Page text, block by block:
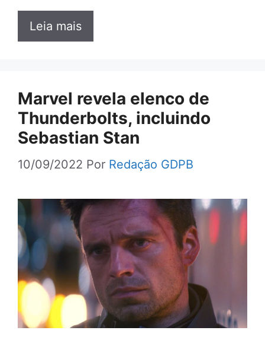
Leia mais
Marvel revela elenco de
Thunderbolts, incluindo
Sebastian Stan
10/09/2022 Por Redação GDPB